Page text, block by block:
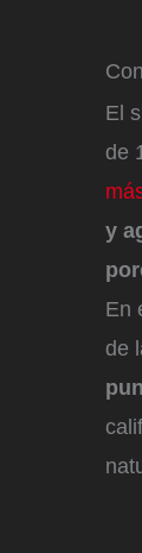
El
de
y
En
de